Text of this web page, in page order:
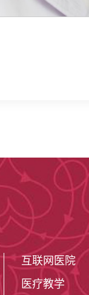
互联网医院
医疗教学